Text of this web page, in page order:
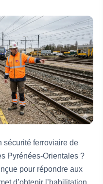
sécurité ferroviaire de
Pyrénées-Orientales ?
pour répondre aux